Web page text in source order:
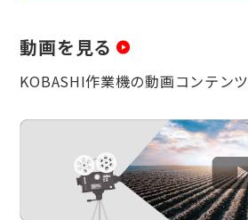
動画を見る
KOBASHI作業機の動画コンテンツ